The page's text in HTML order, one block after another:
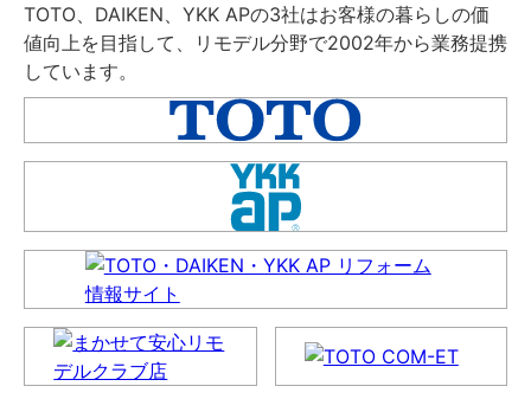
TOTO、DAIKEN、YKK APの3社はお客様の暮らしの価
値向上を目指して、リモデル分野で2002年から業務提携
しています。